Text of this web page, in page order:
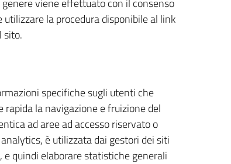
viene effettuato con il consenso
la procedura disponibile al link
sito.
specifiche sugli utenti che
rapida la navigazione e fruizione del
ad aree ad accesso riservato o
è utilizzata dai gestori dei siti
quindi elaborare statistiche generali